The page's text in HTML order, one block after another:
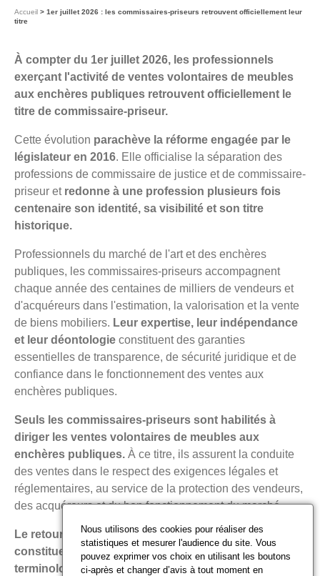
Accueil
1er juillet 2026 : les commissaires-priseurs retrouvent officiellement leur
titre
À compter du 1er juillet 2026, les professionnels
exerçant l'activité de ventes volontaires de meubles
aux enchères publiques retrouvent officiellement le
titre de commissaire-priseur.
Cette évolution parachève la réforme engagée par le
législateur en 2016. Elle officialise la séparation des
professions de commissaire de justice et de commissaire-
priseur et redonne à une profession plusieurs fois
centenaire son identité, sa visibilité et son titre
historique.
Professionnels du marché de l'art et des enchères
publiques, les commissaires-priseurs accompagnent
chaque année des centaines de milliers de vendeurs et
d'acquéreurs dans l'estimation, la valorisation et la vente
de biens mobiliers. Leur expertise, leur indépendance
et leur déontologie constituent des garanties
essentielles de transparence, de sécurité juridique et de
confiance dans le fonctionnement des ventes aux
enchères publiques.
Seuls les commissaires-priseurs sont habilités à
diriger les ventes volontaires de meubles aux
enchères publiques. À ce titre, ils assurent la conduite
des ventes dans le respect des exigences légales et
réglementaires, au service de la protection des vendeurs,
des acquéreurs et du bon fonctionnement du marché.
Le retour officiel du titre de commissaire-priseur
constitue bien davantage qu'une évolution de
terminologie.Il consacre la pleine reconnaissance d'une
Nous utilisons des cookies pour réaliser des
statistiques et mesurer l'audience du site. Vous
pouvez exprimer vos choix en utilisant les boutons
ci-après et changer d’avis à tout moment en